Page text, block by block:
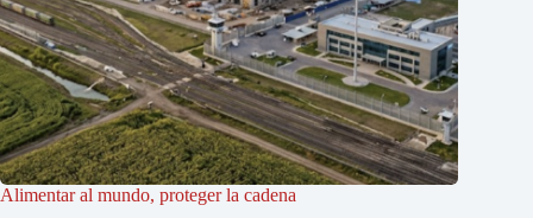
Alimentar al mundo, proteger la cadena